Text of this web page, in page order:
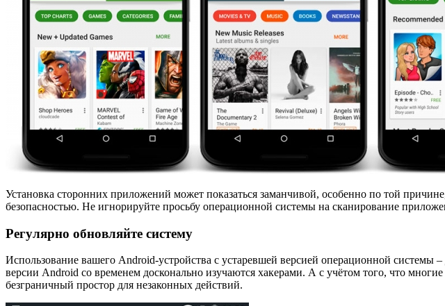
Установка сторонних приложений может показаться заманчивой, особенно по той
безопасностью. Не игнорируйте просьбу операционной системы на сканирование
Регулярно обновляйте систему
Использование вашего Android-устройства с устаревшей версией операционной системы
версии Android со временем досконально изучаются хакерами. А с учётом того, что
безграничный простор для незаконных действий.